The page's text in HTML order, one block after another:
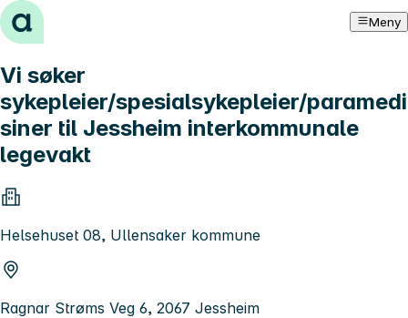
Hopp til innhold Meny
Vi søker
sykepleier/spesialsykepleier/paramedi
siner til Jessheim interkommunale
legevakt
Helsehuset 08, Ullensaker kommune
Ragnar Strøms Veg 6, 2067 Jessheim